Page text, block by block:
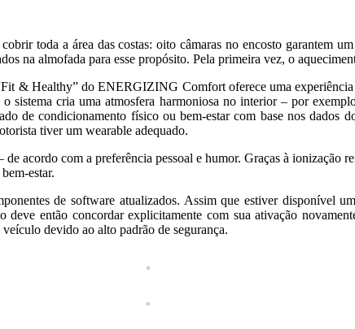
toda a área das costas: oito câmaras no encosto garantem
na almofada para esse propósito. Pela primeira vez, o
& Healthy” do ENERGIZING Comfort oferece uma
sistema cria uma atmosfera harmoniosa no interior – por
de condicionamento físico ou bem-estar com base nos dados
tiver um wearable adequado.
com a preferência pessoal e humor. Graças à ionização
estar.
de software atualizados. Assim que estiver disponível
então concordar explicitamente com sua ativação
devido ao alto padrão de segurança.